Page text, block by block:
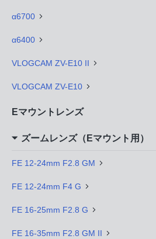
α6700
α6400
VLOGCAM ZV-E10 II
VLOGCAM ZV-E10
Eマウントレンズ
ズームレンズ（Eマウント用）
FE 12-24mm F2.8 GM
FE 12-24mm F4 G
FE 16-25mm F2.8 G
FE 16-35mm F2.8 GM II